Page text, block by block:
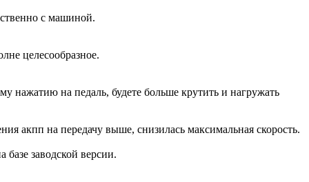
с машиной.
целесообразное.
нажатию на педаль, будете больше крутить и нагружать
акпп на передачу выше, снизилась максимальная скорость.
базе заводской версии.